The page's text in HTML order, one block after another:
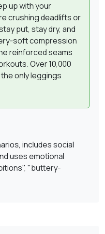
up with your
crushing deadlifts or
put, stay dry, and
soft compression
reinforced seams
Over 10,000
only leggings
includes social
uses emotional
"buttery-